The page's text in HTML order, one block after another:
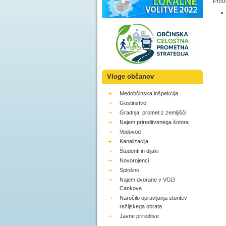
Vloge občanov
Medobčinska inšpekcija
Gostinstvo
Gradnja, promet z zemljišči
Najem prireditvenega šotora
Vodovod
Kanalizacija
Študenti in dijaki
Novorojenci
Splošno
Najem dvorane v VGD
Cankova
Naročilo opravljanja storitev
režijskega obrata
Javne prireditve